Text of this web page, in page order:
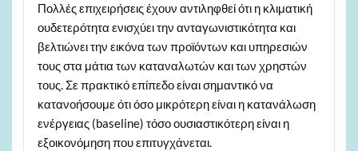
Πολλές επιχειρήσεις έχουν αντιληφθεί ότι η κλιματική
ουδετερότητα ενισχύει την ανταγωνιστικότητα και
βελτιώνει την εικόνα των προϊόντων και υπηρεσιών
τους στα μάτια των καταναλωτών και των χρηστών
τους. Σε πρακτικό επίπεδο είναι σημαντικό να
κατανοήσουμε ότι όσο μικρότερη είναι η κατανάλωση
ενέργειας (baseline) τόσο ουσιαστικότερη είναι η
εξοικονόμηση που επιτυγχάνεται.